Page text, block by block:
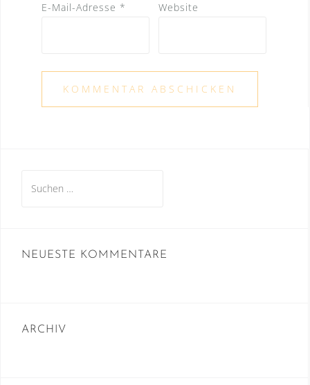
E-Mail-Adresse * Website
nach:
NEUESTE KOMMENTARE
ARCHIV